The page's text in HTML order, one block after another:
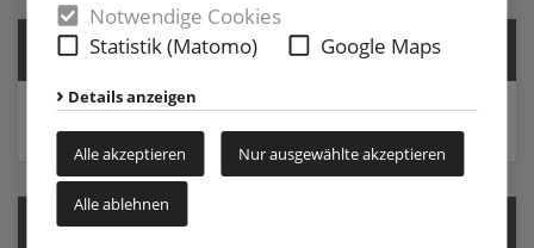
Notwendige Cookies
Statistik (Matomo)
Google Maps
Details anzeigen
Alle akzeptieren Nur ausgewählte akzeptieren
Alle ablehnen
Mitglied werden
» Download Beitrittserklärung
Historie